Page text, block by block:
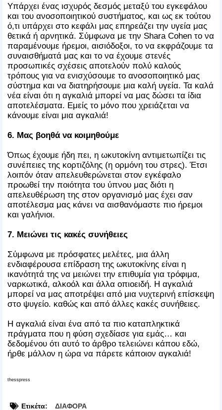
Υπάρχει ένας ισχυρός δεσμός μεταξύ του εγκεφάλου
και του ανοσοποιητικού συστήματος, και ως εκ τούτου
ό,τι υπάρχει στο κεφάλι μας επηρεάζει την υγεία μας
θετικά ή αρνητικά. Σύμφωνα με την Shara Cohen το να
παραμένουμε ήρεμοι, αισιόδοξοι, το να εκφράζουμε τα
συναισθήματά μας και το να έχουμε στενές
προσωπικές σχέσεις αποτελούν πολύ καλούς
τρόπους για να ενισχύσουμε το ανοσοποιητικό μας
σύστημα και να διατηρήσουμε μια καλή υγεία. Τα καλά
νέα είναι ότι η αγκαλιά μπορεί να μας δώσει τα ίδια
αποτελέσματα. Εμείς το μόνο που χρειάζεται να
κάνουμε είναι μια αγκαλιά!
6. Μας βοηθά να κοιμηθούμε
Όπως έχουμε ήδη πει, η ωκυτοκίνη αντιμετωπίζει τις
συνέπειες της κορτιζόλης (η ορμόνη του στρες). Έτσι
λοιπόν όταν απελευθερώνεται στον εγκέφαλο
προωθεί την ποιότητα του ύπνου μας διότι η
απελευθέρωση της στον οργανισμό μας έχει σαν
αποτέλεσμα μας κάνει να αισθανόμαστε πιο ήρεμοι
και γαλήνιοι.
7. Μειώνει τις κακές συνήθειες
Σύμφωνα με πρόσφατες μελέτες, μια άλλη
ενδιαφέρουσα επίδραση της ωκυτοκίνης είναι η
ικανότητά της να μειώνει την επιθυμία για τρόφιμα,
ναρκωτικά, αλκοόλ και άλλα οπιοειδή. Η αγκαλιά
μπορεί να μας αποτρέψει από μια νυχτερινή επίσκεψη
στο ψυγείο. καθώς και από άλλες κακές συνήθειες.
Η αγκαλιά είναι ένα από τα πιο καταπληκτικά
πράγματα που η φύση σχεδίασε για εμάς… και
δεδομένου ότι αυτό το άρθρο τελειώνει κάπου εδώ,
ήρθε μάλλον η ώρα να πάρετε κάποιον αγκαλιά!
thesspress
Ετικέτα: ΔΙΑΦΟΡΑ